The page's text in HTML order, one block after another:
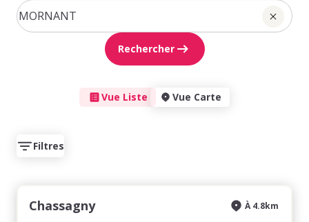
Rechercher
Vue Liste Vue Carte
Filtres
Chassagny
À 4.8km